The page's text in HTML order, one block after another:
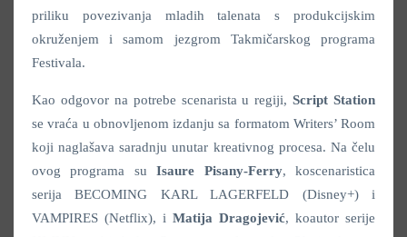
priliku povezivanja mladih talenata s produkcijskim
okruženjem i samom jezgrom Takmičarskog programa
Festivala.
Kao odgovor na potrebe scenarista u regiji,Script Station
se vraća u obnovljenom izdanju sa formatom Writers’ Room
koji naglašava saradnju unutar kreativnog procesa. Na čelu
ovog programa suIsaure Pisany-Ferry, koscenaristica
serija BECOMING KARL LAGERFELD (Disney+) i
VAMPIRES (Netflix), i Matija Dragojević, koautor serije